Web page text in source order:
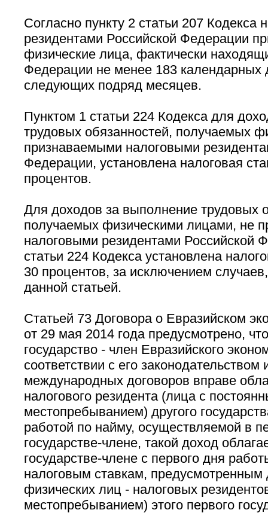
Согласно пункту 2 статьи 207 Кодекса
резидентами Российской Федерации
физические лица, фактически
Федерации не менее 183 календарных
следующих подряд месяцев.
Пунктом 1 статьи 224 Кодекса для
трудовых обязанностей, получаемых
признаваемыми налоговыми
Федерации, установлена налоговая
процентов.
Для доходов за выполнение трудовых
получаемых физическими лицами, не
налоговыми резидентами Российской
статьи 224 Кодекса установлена
30 процентов, за исключением
данной статьей.
Статьей 73 Договора о Евразийском
от 29 мая 2014 года предусмотрено,
государство - член Евразийского
соответствии с его
международных договоров вправе
налогового резидента (лица с
местопребыванием) другого
работой по найму, осуществляемой в
государстве-члене, такой доход
государстве-члене с первого дня
налоговым ставкам, предусмотренным
физических лиц - налоговых
местопребыванием) этого первого